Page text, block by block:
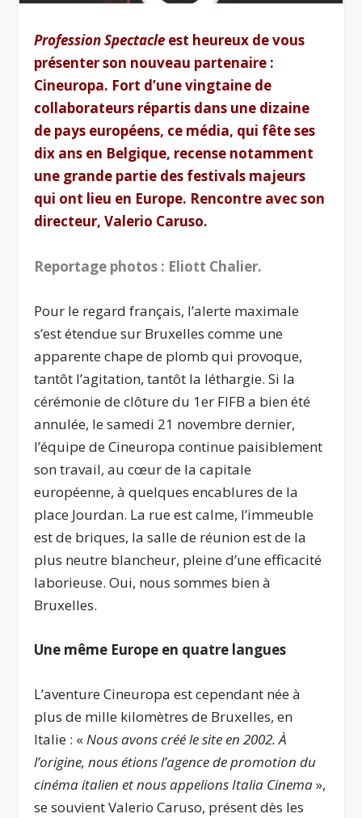
Profession Spectacle est heureux de vous
présenter son nouveau partenaire :
Cineuropa. Fort d’une vingtaine de
collaborateurs répartis dans une dizaine
de pays européens, ce média, qui fête ses
dix ans en Belgique, recense notamment
une grande partie des festivals majeurs
qui ont lieu en Europe. Rencontre avec son
directeur, Valerio Caruso.
Reportage photos : Eliott Chalier.
Pour le regard français, l’alerte maximale
s’est étendue sur Bruxelles comme une
apparente chape de plomb qui provoque,
tantôt l’agitation, tantôt la léthargie. Si la
cérémonie de clôture du 1er FIFB a bien été
annulée, le samedi 21 novembre dernier,
l’équipe de Cineuropa continue paisiblement
son travail, au cœur de la capitale
européenne, à quelques encablures de la
place Jourdan. La rue est calme, l’immeuble
est de briques, la salle de réunion est de la
plus neutre blancheur, pleine d’une efficacité
laborieuse. Oui, nous sommes bien à
Bruxelles.
Une même Europe en quatre langues
L’aventure Cineuropa est cependant née à
plus de mille kilomètres de Bruxelles, en
Italie : «Nous avons créé le site en 2002. À
l’origine, nous étions l’agence de promotion du
cinéma italien et nous appelions Italia Cinema»,
se souvient Valerio Caruso, présent dès les